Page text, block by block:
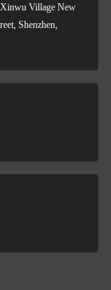
Xinwu Village New
Shenzhen,